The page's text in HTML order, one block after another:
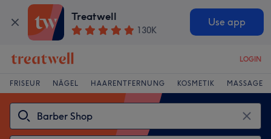
Treatwell
130K
Use app
LOGIN
FRISEUR NÄGEL HAARENTFERNUNG KOSMETIK MASSAGE